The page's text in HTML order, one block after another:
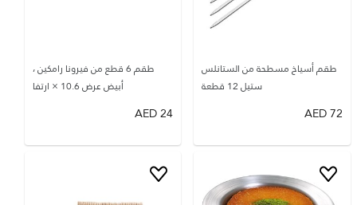
طقم أسياخ مسطحة من الستانلس
ستيل 12 قطعة
72
AED
طقم 6 قطع من فيرونا رامكين ،
أبيض عرض 10.6 × ارتفا
24
AED